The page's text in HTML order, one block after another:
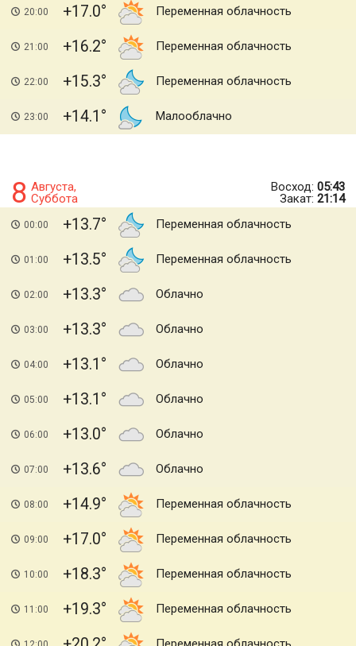
20:00 +17.0 Переменная облачность
21:00 +16.2 Переменная облачность
22:00 +15.3 Переменная облачность
23:00 +14.1 Малооблачно
8 Августа,
Суббота
Восход: 05:43
Закат: 21:14
00:00 +13.7 Переменная облачность
01:00 +13.5 Переменная облачность
02:00 +13.3 Облачно
03:00 +13.3 Облачно
04:00 +13.1 Облачно
05:00 +13.1 Облачно
06:00 +13.0 Облачно
07:00 +13.6 Облачно
08:00 +14.9 Переменная облачность
09:00 +17.0 Переменная облачность
10:00 +18.3 Переменная облачность
11:00 +19.3 Переменная облачность